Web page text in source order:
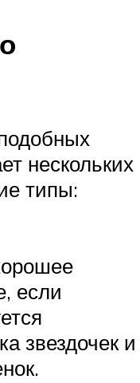
нескольких
типы:
если
звездочек и